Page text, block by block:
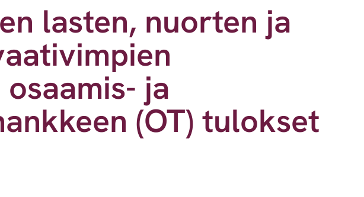
lasten, nuorten ja
ja
(OT) tulokset